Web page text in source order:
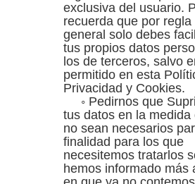
exclusiva del usuario.
recuerda que por regla
general solo debes
tus propios datos
los de terceros, salvo
permitido en esta
Privacidad y Cookies.
◦ Pedirnos que
tus datos en la medida
no sean necesarios
finalidad para los que
necesitemos tratarlos
hemos informado más